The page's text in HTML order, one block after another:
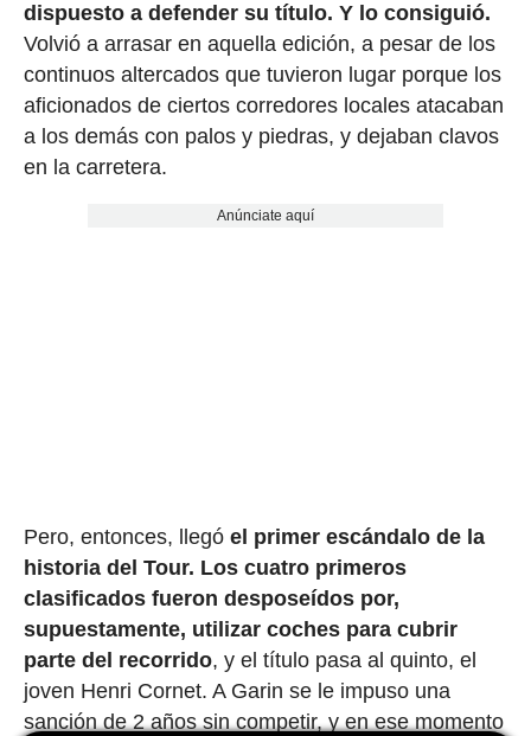
dispuesto a defender su título. Y lo consiguió.
Volvió a arrasar en aquella edición, a pesar de los
continuos altercados que tuvieron lugar porque los
aficionados de ciertos corredores locales atacaban
a los demás con palos y piedras, y dejaban clavos
en la carretera.
Anúnciate aquí
Pero, entonces, llegó el primer escándalo de la
historia del Tour. Los cuatro primeros
clasificados fueron desposeídos por,
supuestamente, utilizar coches para cubrir
parte del recorrido, y el título pasa al quinto, el
joven Henri Cornet. A Garin se le impuso una
sanción de 2 años sin competir, y en ese momento